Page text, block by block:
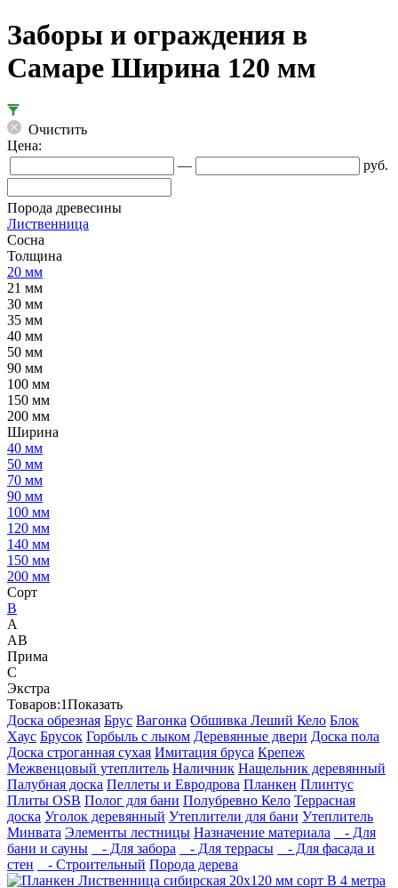
Заборы и ограждения в
Самаре Ширина 120 мм
Очистить
Цена:
—
руб.
Порода древесины
Лиственница
Сосна
Толщина
20 мм
21 мм
30 мм
35 мм
40 мм
50 мм
90 мм
100 мм
150 мм
200 мм
Ширина
40 мм
50 мм
70 мм
90 мм
100 мм
120 мм
140 мм
150 мм
200 мм
Сорт
B
А
АВ
Прима
С
Экстра
Товаров:1Показать
Доска обрезная Брус Вагонка Обшивка Леший Кело Блок
Хаус Брусок Горбыль с лыком Деревянные двери Доска пола
Доска строганная сухая Имитация бруса Крепеж
Межвенцовый утеплитель Наличник Нащельник деревянный
Палубная доска Пеллеты и Евродрова Планкен Плинтус
Плиты OSB Полог для бани Полубревно Кело Террасная
доска Уголок деревянный Утеплители для бани Утеплитель
Минвата Элементы лестницы Назначение материала
- Для
бани и сауны
- Для забора - Для террасы
- Для фасада и
стен
- Строительный Порода дерева